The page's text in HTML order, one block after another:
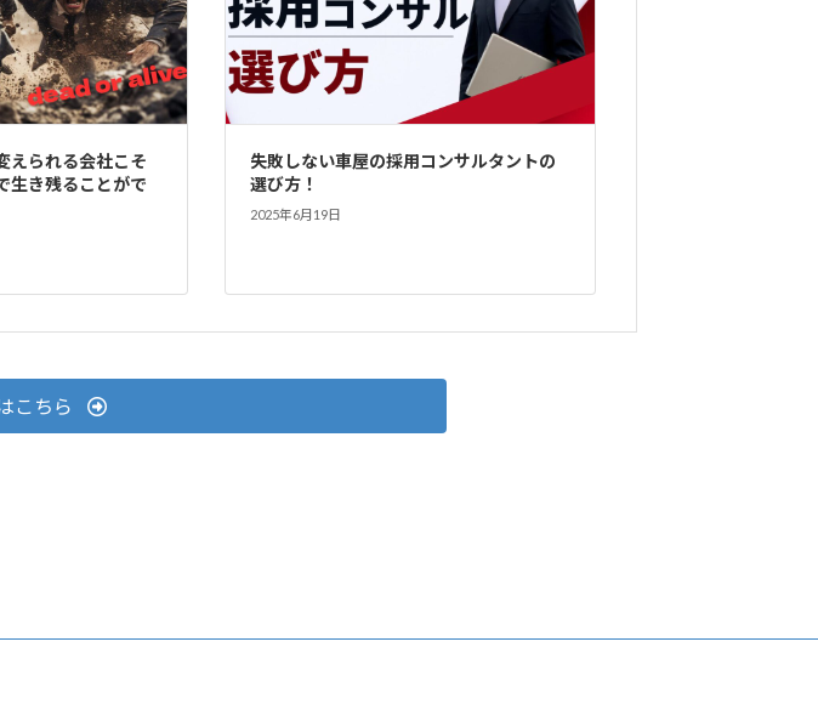
えられる会社こそ
生き残ることがで
失敗しない車屋の採用コンサルタントの
選び方！
2025年6月19日
こちら